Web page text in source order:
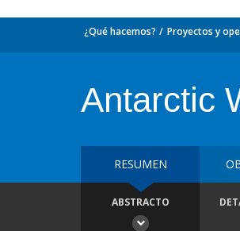
¿Qué hacemos? Proyectos y
Antarctic
RESUMEN
ABSTRACTO